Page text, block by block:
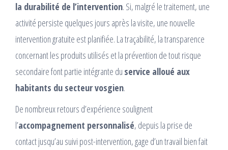
la durabilité de l’intervention. Si, malgré le traitement, une
activité persiste quelques jours après la visite, une nouvelle
intervention gratuite est planifiée. La traçabilité, la transparence
concernant les produits utilisés et la prévention de tout risque
secondaire font partie intégrante du service alloué aux
habitants du secteur vosgien.
De nombreux retours d’expérience soulignent
l’accompagnement personnalisé, depuis la prise de
contact jusqu’au suivi post-intervention, gage d’un travail bien fait